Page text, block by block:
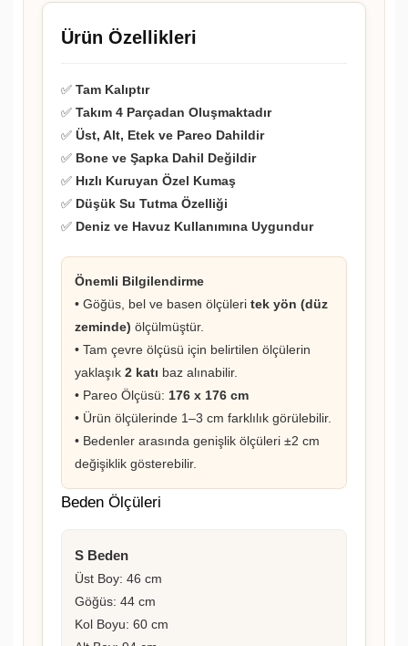
Ürün Özellikleri
✅ Tam Kalıptır
✅ Takım 4 Parçadan Oluşmaktadır
✅ Üst, Alt, Etek ve Pareo Dahildir
✅ Bone ve Şapka Dahil Değildir
✅ Hızlı Kuruyan Özel Kumaş
✅ Düşük Su Tutma Özelliği
✅ Deniz ve Havuz Kullanımına Uygundur
Önemli Bilgilendirme
• Göğüs, bel ve basen ölçüleri tek yön (düz
zeminde) ölçülmüştür.
• Tam çevre ölçüsü için belirtilen ölçülerin
yaklaşık 2 katı baz alınabilir.
• Pareo Ölçüsü: 176 x 176 cm
• Ürün ölçülerinde 1–3 cm farklılık görülebilir.
• Bedenler arasında genişlik ölçüleri ±2 cm
değişiklik gösterebilir.
Beden Ölçüleri
S Beden
Üst Boy: 46 cm
Göğüs: 44 cm
Kol Boyu: 60 cm